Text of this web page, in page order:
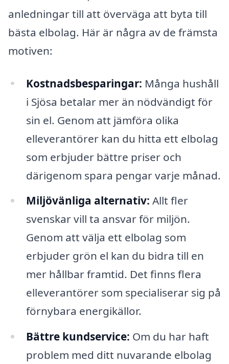
anledningar till att överväga att byta till
bästa elbolag. Här är några av de främsta
motiven:
Kostnadsbesparingar: Många hushåll
i Sjösa betalar mer än nödvändigt för
sin el. Genom att jämföra olika
elleverantörer kan du hitta ett elbolag
som erbjuder bättre priser och
därigenom spara pengar varje månad.
Miljövänliga alternativ: Allt fler
svenskar vill ta ansvar för miljön.
Genom att välja ett elbolag som
erbjuder grön el kan du bidra till en
mer hållbar framtid. Det finns flera
elleverantörer som specialiserar sig på
förnybara energikällor.
Bättre kundservice: Om du har haft
problem med ditt nuvarande elbolag